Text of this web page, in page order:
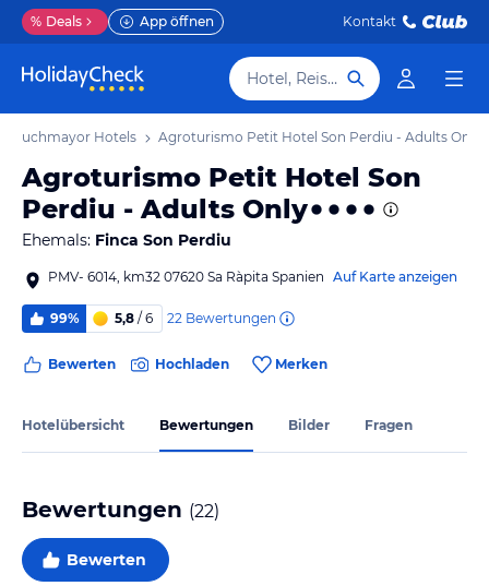
% Deals App öffnen Kontakt
Hotel, Reiseziel
Lluchmayor Hotels Agroturismo Petit Hotel Son Perdiu - Adults Only
Agroturismo Petit Hotel Son
Perdiu - Adults Only
Ehemals: Finca Son Perdiu
PMV- 6014, km32 07620 Sa Ràpita Spanien Auf Karte anzeigen
99% 5,8 / 6 22 Bewertungen
Bewerten Hochladen Merken
Hotelübersicht Bewertungen Bilder Fragen
Bewertungen (22)
Bewerten